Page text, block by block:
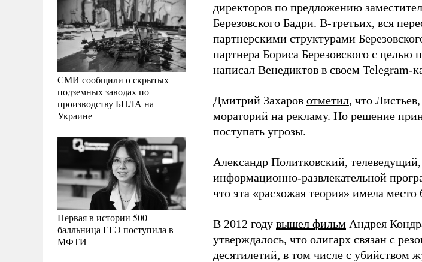
СМИ сообщили о скрытых
подземных заводах по
производству БПЛА на
Украине
Первая в истории 500-
балльница ЕГЭ поступила в
МФТИ
директоров по предложению
Березовского Бадри. В-третьих, вся
партнерскими структурами
партнера Бориса Березовского с целью
написал Венедиктов в своем Telegram-
Дмитрий Захаров отметил, что
мораторий на рекламу. Но решение
поступать угрозы.
Александр Политковский,
информационно-развлекательной
что эта «расхожая теория» имела
В 2012 году вышел фильм Андрея
утверждалось, что олигарх связан с
десятилетий, в том числе с убийством